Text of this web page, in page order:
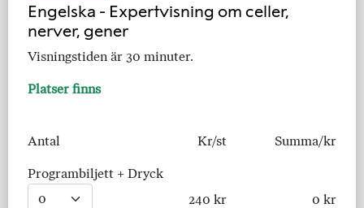
Engelska - Expertvisning om celler,
nerver, gener
Visningstiden är 30 minuter.
Platser finns
Antal Kr/st Summa/kr
Programbiljett + Dryck
240 kr
0 kr